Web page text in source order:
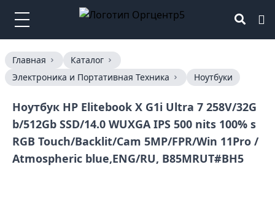
Главная
Каталог
Электроника и Портативная Техника
Ноутбуки
Ноутбук HP Elitebook X G1i Ultra 7 258V/32G
b/512Gb SSD/14.0 WUXGA IPS 500 nits 100% s
RGB Touch/Backlit/Cam 5MP/FPR/Win 11Pro /
Atmospheric blue,ENG/RU, B85MRUT#BH5